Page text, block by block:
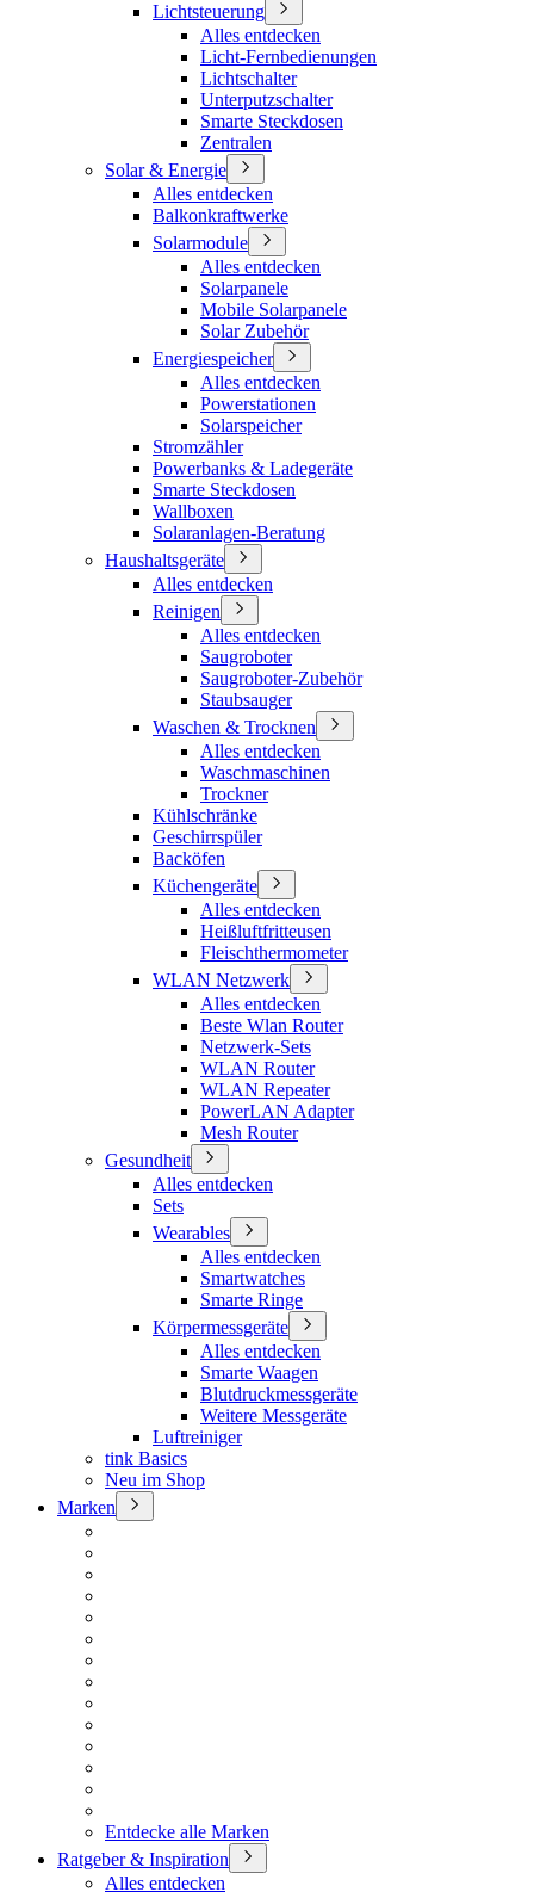
Lichtsteuerung
Alles entdecken
Licht-Fernbedienungen
Lichtschalter
Unterputzschalter
Smarte Steckdosen
Zentralen
Solar & Energie
Alles entdecken
Balkonkraftwerke
Solarmodule
Alles entdecken
Solarpanele
Mobile Solarpanele
Solar Zubehör
Energiespeicher
Alles entdecken
Powerstationen
Solarspeicher
Stromzähler
Powerbanks & Ladegeräte
Smarte Steckdosen
Wallboxen
Solaranlagen-Beratung
Haushaltsgeräte
Alles entdecken
Reinigen
Alles entdecken
Saugroboter
Saugroboter-Zubehör
Staubsauger
Waschen & Trocknen
Alles entdecken
Waschmaschinen
Trockner
Kühlschränke
Geschirrspüler
Backöfen
Küchengeräte
Alles entdecken
Heißluftfritteusen
Fleischthermometer
WLAN Netzwerk
Alles entdecken
Beste Wlan Router
Netzwerk-Sets
WLAN Router
WLAN Repeater
PowerLAN Adapter
Mesh Router
Gesundheit
Alles entdecken
Sets
Wearables
Alles entdecken
Smartwatches
Smarte Ringe
Körpermessgeräte
Alles entdecken
Smarte Waagen
Blutdruckmessgeräte
Weitere Messgeräte
Luftreiniger
tink Basics
Neu im Shop
Marken
Entdecke alle Marken
Ratgeber & Inspiration
Alles entdecken